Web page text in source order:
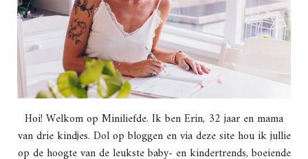
Hoi! Welkom op Miniliefde. Ik ben Erin, 32 jaar en mama
van drie kindjes. Dol op bloggen en via deze site hou ik jullie
op de hoogte van de leukste baby- en kindertrends, boeiende